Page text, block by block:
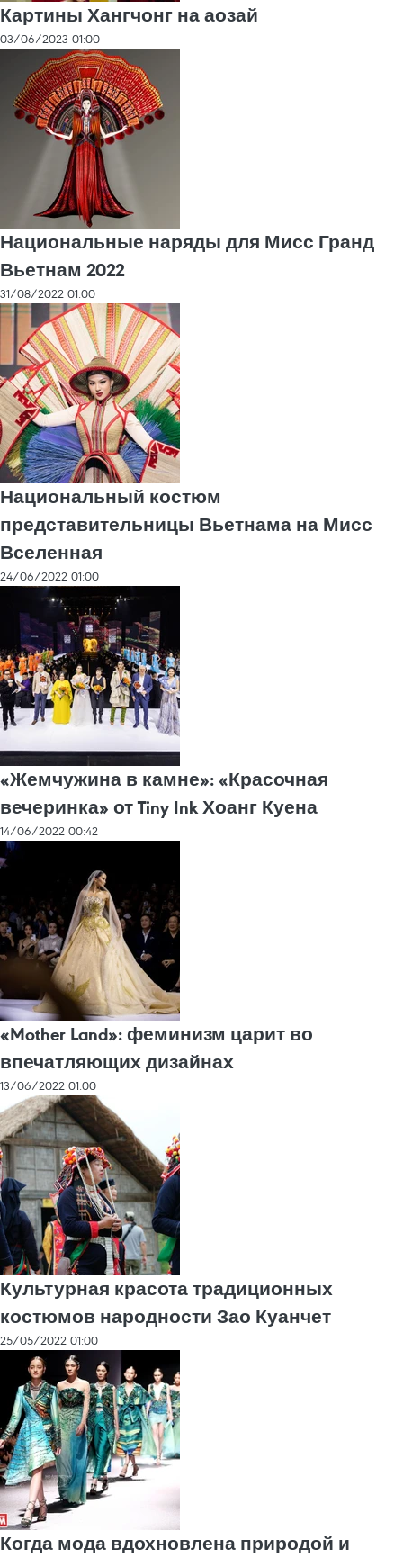
Картины Хангчонг на аозай
03/06/2023 01:00
Национальные наряды для Мисс Гранд
Вьетнам 2022
31/08/2022 01:00
Национальный костюм
представительницы Вьетнама на Мисс
Вселенная
24/06/2022 01:00
«Жемчужина в камне»: «Красочная
вечеринка» от Tiny Ink Хоанг Куена
14/06/2022 00:42
«Mother Land»: феминизм царит во
впечатляющих дизайнах
13/06/2022 01:00
Культурная красота традиционных
костюмов народности Зао Куанчет
25/05/2022 01:00
Когда мода вдохновлена природой и